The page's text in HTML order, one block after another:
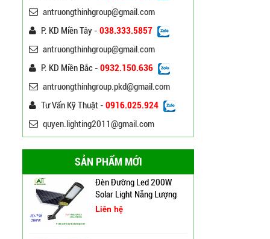
antruongthinhgroup@gmail.com
P. KD Miền Tây - 038.333.5857
antruongthinhgroup@gmail.com
P. KD Miền Bắc - 0932.150.636
antruongthinhgroup.pkd@gmail.com
Tư Vấn Kỹ Thuật - 0916.025.924
quyen.lighting2011@gmail.com
SẢN PHẨM MỚI
Bảng Điện Cửa Trụ Đèn
Chiếu Sáng, Trụ Đèn Cao
Đèn Đường Led ATT-
Lượng Mặt Trời
Liên hệ
Đèn Đường Led 200W
Solar Light Năng Lượng
Mặt Trời ATT NLMT 300W
Liên hệ